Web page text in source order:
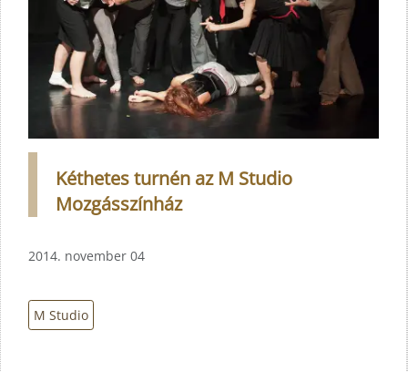
Kéthetes turnén az M Studio
Mozgásszínház
2014. november 04
M Studio